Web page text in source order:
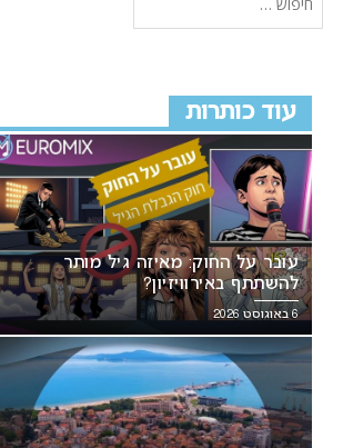
עוד כותרות
עובר על החוק: מאיזה גיל מותר
להשתתף באירוויזיון?
6 באוגוסט 2026